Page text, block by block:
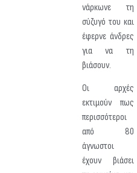
νάρκωνε τη
σύζυγό του και
έφερνε άνδρες
για να τη
βιάσουν.
Οι αρχές
εκτιμούν πως
περισσότεροι
από 80
άγνωστοι
έχουν βιάσει